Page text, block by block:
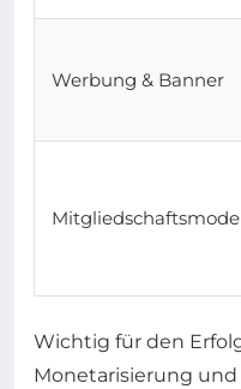
Werbung & Banner
Wichtig für den
Monetarisierung und